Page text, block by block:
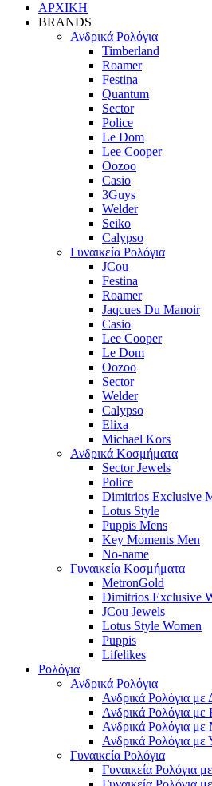
ΑΡΧΙΚΗ
BRANDS
Ανδρικά Ρολόγια
Timberland
Roamer
Festina
Quantum
Sector
Police
Le Dom
Lee Cooper
Oozoo
Casio
3Guys
Welder
Seiko
Calypso
Γυναικεία Ρολόγια
JCou
Festina
Roamer
Jaqcues Du Manoir
Casio
Lee Cooper
Le Dom
Oozoo
Sector
Welder
Calypso
Elixa
Michael Kors
Ανδρικά Κοσμήματα
Sector Jewels
Police
Dimitrios Exclusive
Lotus Style
Puppis Mens
Key Moments Men
No-name
Γυναικεία Κοσμήματα
MetronGold
Dimitrios Exclusive
JCou Jewels
Lotus Style Women
Puppis
Lifelikes
Ρολόγια
Ανδρικά Ρολόγια
Ανδρικά Ρολόγια με
Ανδρικά Ρολόγια με
Ανδρικά Ρολόγια
Ανδρικά Ρολόγια
Γυναικεία Ρολόγια
Γυναικεία Ρολόγια